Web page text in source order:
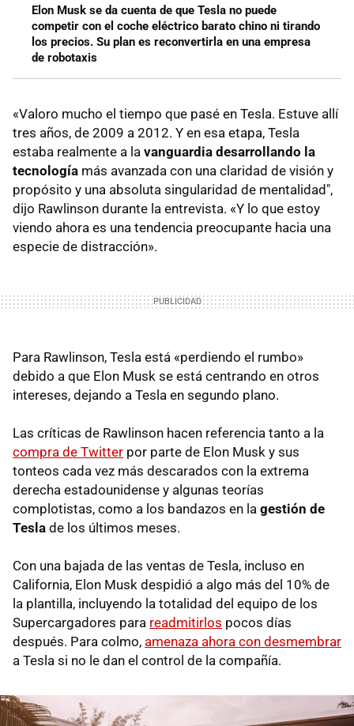
Elon Musk se da cuenta de que Tesla no puede
competir con el coche eléctrico barato chino ni tirando
los precios. Su plan es reconvertirla en una empresa
de robotaxis
«Valoro mucho el tiempo que pasé en Tesla. Estuve allí
tres años, de 2009 a 2012. Y en esa etapa, Tesla
estaba realmente a la vanguardia desarrollando la
tecnología más avanzada con una claridad de visión y
propósito y una absoluta singularidad de mentalidad",
dijo Rawlinson durante la entrevista. «Y lo que estoy
viendo ahora es una tendencia preocupante hacia una
especie de distracción».
Para Rawlinson, Tesla está «perdiendo el rumbo»
debido a que Elon Musk se está centrando en otros
intereses, dejando a Tesla en segundo plano.
Las críticas de Rawlinson hacen referencia tanto a la
compra de Twitter por parte de Elon Musk y sus
tonteos cada vez más descarados con la extrema
derecha estadounidense y algunas teorías
complotistas, como a los bandazos en la gestión de
Tesla de los últimos meses.
Con una bajada de las ventas de Tesla, incluso en
California, Elon Musk despidió a algo más del 10% de
la plantilla, incluyendo la totalidad del equipo de los
Supercargadores para readmitirlos pocos días
después. Para colmo, amenaza ahora con desmembrar
a Tesla si no le dan el control de la compañía.